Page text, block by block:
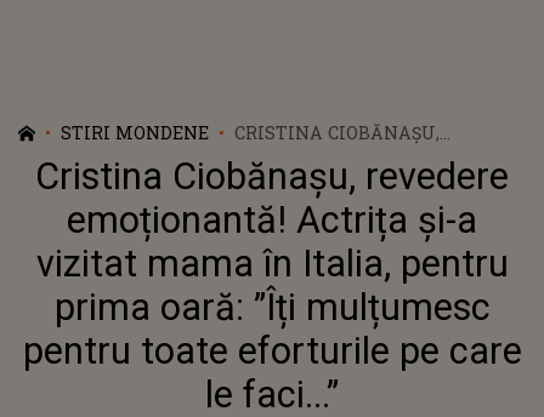
STIRI MONDENE
CRISTINA CIOBĂNAȘU,
REVEDERE EMOȚIONANTĂ!
ACTRIȚA ȘI-A VIZITAT MAMA
ÎN ITALIA, PENTRU PRIMA
OARĂ: ”ÎȚI MULȚUMESC
PENTRU TOATE EFORTURILE PE
CARE LE FACI...”
Cristina Ciobănașu, revedere
emoționantă! Actrița și-a
vizitat mama în Italia, pentru
prima oară: ”Îți mulțumesc
pentru toate eforturile pe care
le faci...”